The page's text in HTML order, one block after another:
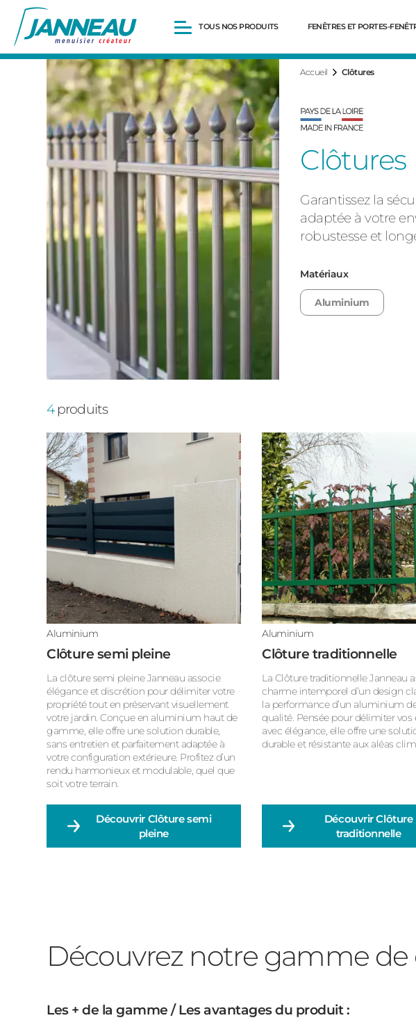
TOUS NOS PRODUITS
Fenêtres et Portes-fenêtres
Baies vitrées
Portes d’entrée
Volets roulants
Pergolas
Portails et portillons
Carports
Clôtures
FENÊTRES ET PORTES-
Accueil Clôtures
Clôtures
Garantissez la
adaptée à votre
robustesse et
Matériaux
Aluminium
4produits
Aluminium
Clôture semi pleine
La clôture semi pleine Janneau associe
élégance et discrétion pour délimiter votre
propriété tout en préservant visuellement
votre jardin. Conçue en aluminium haut de
gamme, elle offre une solution durable,
sans entretien et parfaitement adaptée à
votre configuration extérieure. Profitez d’un
rendu harmonieux et modulable, quel que
soit votre terrain.
Découvrir Clôture semi
pleine
Aluminium
Clôture traditionnelle
La Clôture traditionnelle Janneau
charme intemporel d’un design
la performance d’un aluminium
qualité. Pensée pour délimiter vos
avec élégance, elle offre une
durable et résistante aux aléas
DécouvrirClôture
traditionnelle
Découvrez notre gamme
Les + de la gamme / Les avantages du produit :